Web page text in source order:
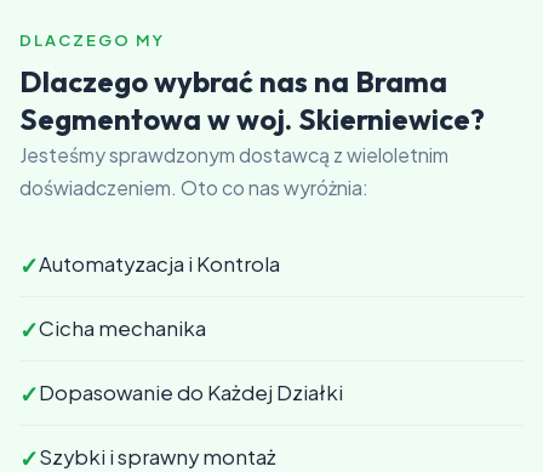
DLACZEGO MY
Dlaczego wybrać nas na Brama
Segmentowa w woj. Skierniewice?
Jesteśmy sprawdzonym dostawcą z wieloletnim
doświadczeniem. Oto co nas wyróżnia:
✓Automatyzacja i Kontrola
✓Cicha mechanika
✓Dopasowanie do Każdej Działki
✓Szybki i sprawny montaż